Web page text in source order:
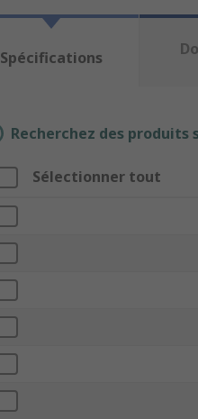
Spécifications
Recherchez des
Sélectionner tout